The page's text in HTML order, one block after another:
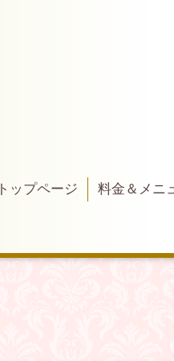
トップページ 料金＆メニ